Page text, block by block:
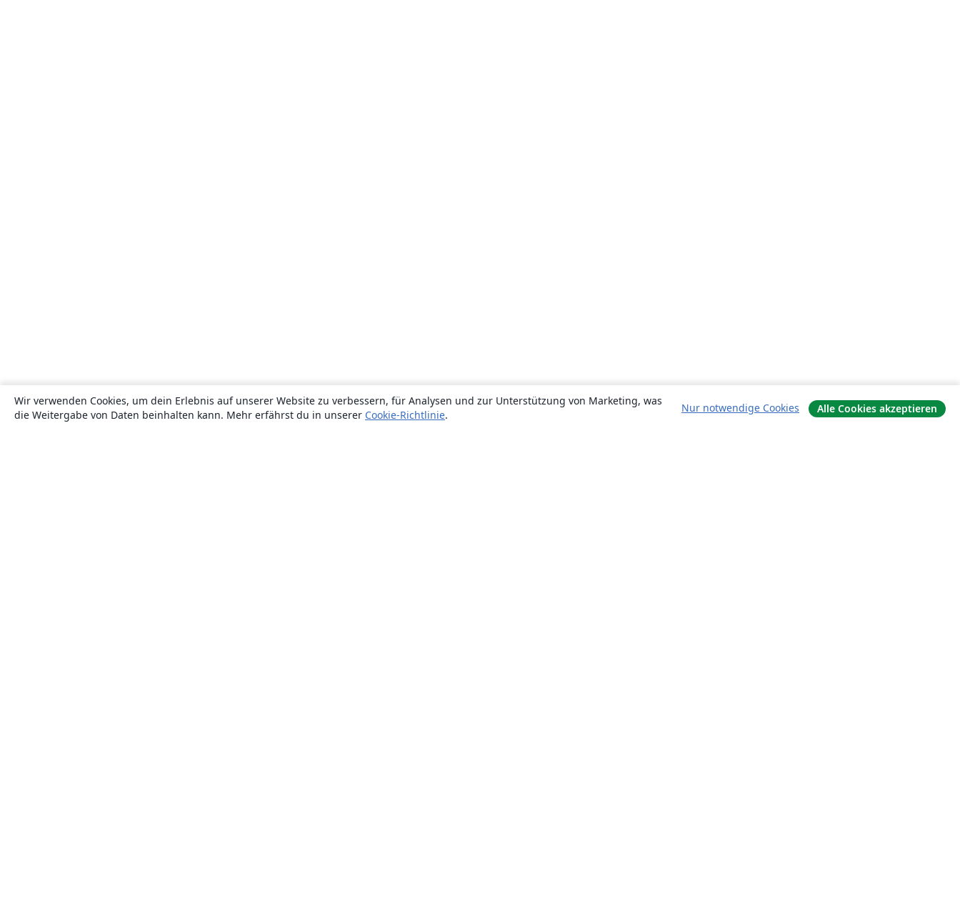
Wir verwenden Cookies, um dein Erlebnis auf unserer Website zu verbessern, für Analysen und zur Unterstützung von Marketing, was
die Weitergabe von Daten beinhalten kann. Mehr erfährst du in unserer Cookie-Richtlinie.
Nur notwendige Cookies Alle Cookies akzeptieren